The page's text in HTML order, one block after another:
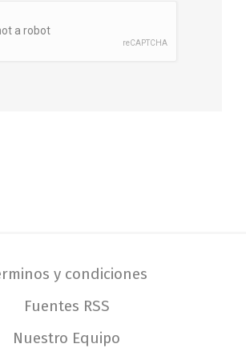
y condiciones
Fuentes RSS
Nuestro Equipo